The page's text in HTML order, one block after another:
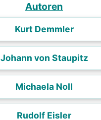
Autoren
Kurt Demmler
Johann von Staupitz
Michaela Noll
Rudolf Eisler